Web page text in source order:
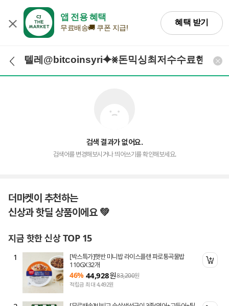
앱 전용 혜택
무료배송🚚 쿠폰 지급!
혜택 받기
검색어 입력 검
검색 결과가 없어요.
검색어를 변경해보시거나 띄어쓰기를 확인해보세요.
더마켓이 추천하는
신상과 핫딜 상품이에요 💚
지금 핫한 신상 TOP 15
담기
1
[박스특가]햇반 미니밥 라이스플랜 파로통곡물밥
110GX32개
46% 44,928원83,200원
적립금 최대 4,492원